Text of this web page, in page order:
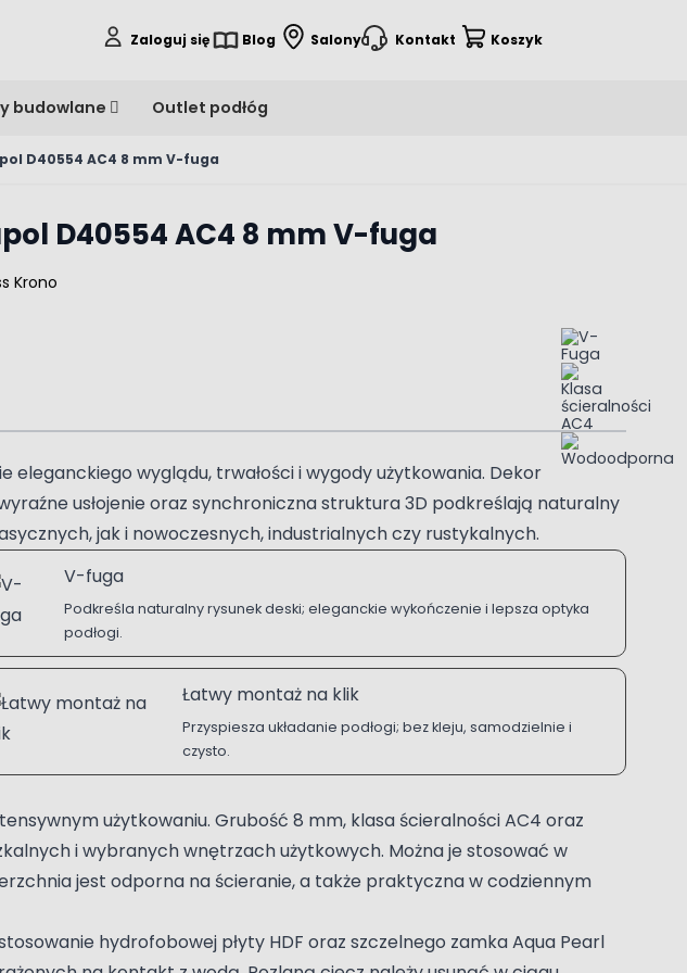
Zaloguj się Blog Salony Kontakt Koszyk
budowlane Outlet podłóg
D40554 AC4 8 mm V-fuga
D40554 AC4 8 mm V-fuga
eleganckiego wyglądu, trwałości i wygody użytkowania. Dekor
usłojenie oraz synchroniczna struktura 3D podkreślają naturalny
jak i nowoczesnych, industrialnych czy rustykalnych.
V-fuga
Podkreśla naturalny rysunek deski; eleganckie wykończenie i lepsza optyka
podłogi.
Łatwy montaż na klik
Przyspiesza układanie podłogi; bez kleju, samodzielnie i
czysto.
użytkowaniu. Grubość 8 mm, klasa ścieralności AC4 oraz
i wybranych wnętrzach użytkowych. Można je stosować w
jest odporna na ścieranie, a także praktyczna w codziennym
hydrofobowej płyty HDF oraz szczelnego zamka Aqua Pearl